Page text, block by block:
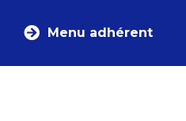
Menu adhérent